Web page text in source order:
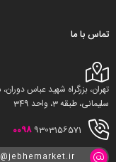
تماس با ما
تهران، بزرگراه شهید عباس
سلیمانی، طبقه 3، واحد 349
0098 9303156571